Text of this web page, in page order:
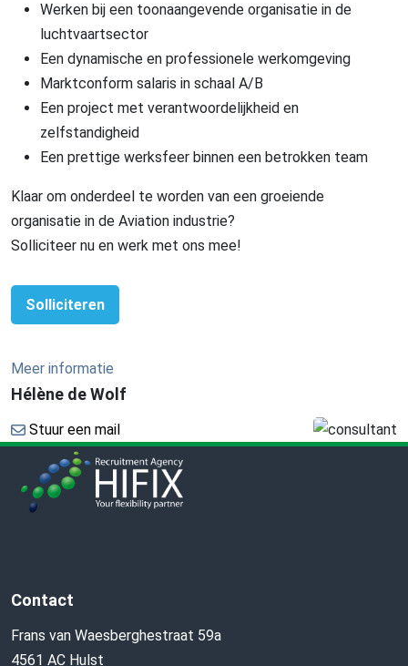
Werken bij een toonaangevende organisatie in de
luchtvaartsector
Een dynamische en professionele werkomgeving
Marktconform salaris in schaal A/B
Een project met verantwoordelijkheid en
zelfstandigheid
Een prettige werksfeer binnen een betrokken team
Klaar om onderdeel te worden van een groeiende
organisatie in de Aviation industrie?
Solliciteer nu en werk met ons mee!
Solliciteren
Meer informatie
Hélène de Wolf
Stuur een mail
Contact
Frans van Waesberghestraat 59a
4561 AC Hulst